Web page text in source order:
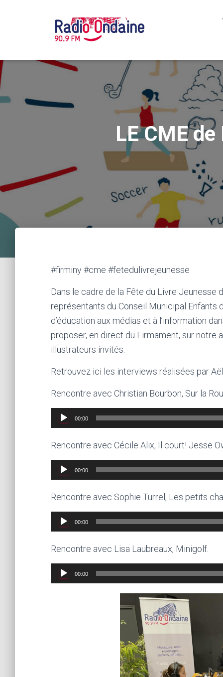
LE CME
#firminy #cme #fetedulivrejeunesse
Dans le cadre de la Fête du Livre Jeunesse
représentants du Conseil Municipal Enfants
d’éducation aux médias et à l’information
proposer, en direct du Firmament, sur notre
illustrateurs invités.
Retrouvez ici les interviews réalisées par
Rencontre avec Christian Bourbon, Sur la
Lecteur
audio
00:00
Rencontre avec Cécile Alix, Il court! Jesse
Lecteur
audio
00:00
Rencontre avec Sophie Turrel, Les petits
Lecteur
audio
00:00
Rencontre avec Lisa Laubreaux, Minigolf.
Lecteur
audio
00:00